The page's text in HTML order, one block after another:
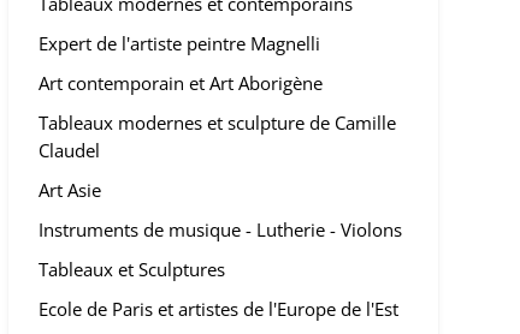
Expert de l'artiste peintre Magnelli
Art contemporain et Art Aborigène
Tableaux modernes et sculpture de Camille
Claudel
Art Asie
Instruments de musique - Lutherie - Violons
Tableaux et Sculptures
Ecole de Paris et artistes de l'Europe de l'Est